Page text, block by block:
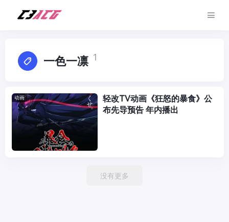
一色一凛 1
动画
轻改TV动画《狂怒的暴食》公
布先导预告 年内播出
没有更多